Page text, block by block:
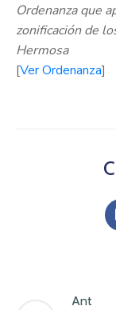
Ordenanza que
zonificación de
Hermosa
[Ver Ordenanza]
Ant